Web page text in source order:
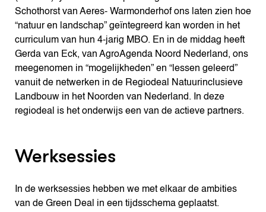
Schothorst van Aeres- Warmonderhof ons laten zien hoe
“natuur en landschap” geïntegreerd kan worden in het
curriculum van hun 4-jarig MBO. En in de middag heeft
Gerda van Eck, van AgroAgenda Noord Nederland, ons
meegenomen in “mogelijkheden” en “lessen geleerd”
vanuit de netwerken in de Regiodeal Natuurinclusieve
Landbouw in het Noorden van Nederland. In deze
regiodeal is het onderwijs een van de actieve partners.
Werksessies
In de werksessies hebben we met elkaar de ambities
van de Green Deal in een tijdsschema geplaatst.